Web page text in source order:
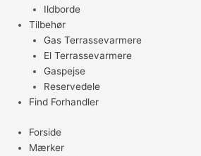
Ildborde
Tilbehør
Gas Terrassevarmere
El Terrassevarmere
Gaspejse
Reservedele
Find Forhandler
Forside
Mærker